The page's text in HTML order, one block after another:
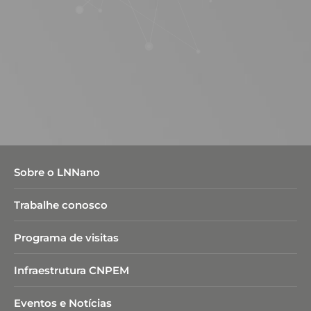
Sobre o LNNano
Trabalhe conosco
Programa de visitas
Infraestrutura CNPEM
Eventos e Notícias